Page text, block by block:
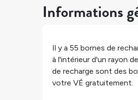
Informations
Il y a 55 bornes de
à l'intérieur d'un rayon
de recharge sont des
votre VÉ gratuitement.